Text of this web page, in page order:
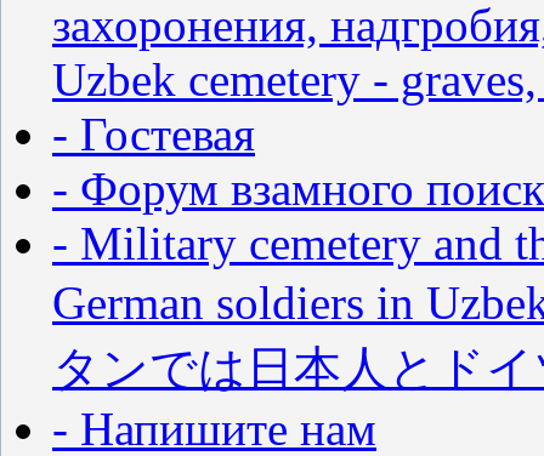
захоронения,
Uzbek cemetery -
- Гостевая
- Форум взамного
- Military cemetery and
German soldiers in
タンでは日本人とド
- Напишите нам